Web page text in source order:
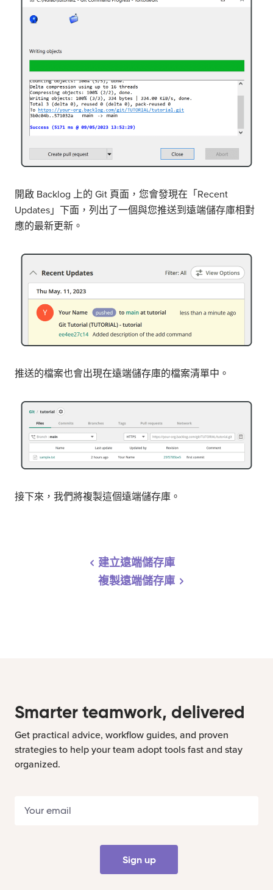
開啟 Backlog 上的 Git 頁面，您會發現在「Recent
Updates」下面，列出了一個與您推送到遠端儲存庫相對
應的最新更新。
推送的檔案也會出現在遠端儲存庫的檔案清單中。
接下來，我們將複製這個遠端儲存庫。
建立遠端儲存庫
複製遠端儲存庫
Smarter teamwork, delivered
Get practical advice, workflow guides, and proven
strategies to help your team adopt tools fast and stay
organized.
Sign up